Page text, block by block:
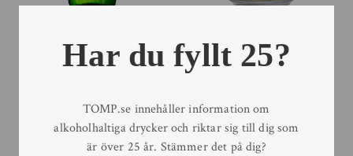
Jever Pilsener 33cl
33 cl
Jever Pilsener 33cl (burk)
33 cl
Har du fyllt 25?
TOMP.se innehåller information om
alkoholhaltiga drycker och riktar sig till dig som
är över 25 år. Stämmer det på dig?